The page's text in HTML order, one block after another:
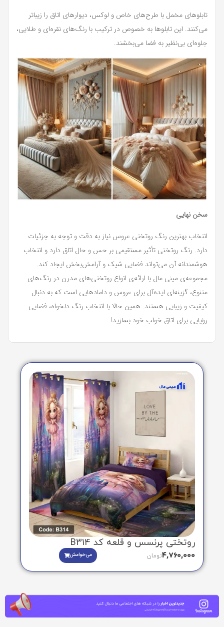
تابلوهای مخمل با طرح‌های خاص و لوکس، دیوارهای اتاق را زیباتر
می‌کنند. این تابلوها به خصوص در ترکیب با رنگ‌های نقره‌ای و طلایی،
جلوه‌ای بی‌نظیر به فضا می‌بخشند.
سخن نهایی
انتخاب بهترین رنگ روتختی عروس نیاز به دقت و توجه به جزئیات
دارد. رنگ روتختی تأثیر مستقیمی بر حس و حال اتاق دارد و انتخاب
هوشمندانه آن می‌تواند فضایی شیک و آرامش‌بخش ایجاد کند.
مجموعه‌ی مینی مال با ارائه‌ی انواع روتختی‌های مدرن در رنگ‌های
متنوع، گزینه‌ای ایده‌آل برای عروس و دامادهایی است که به دنبال
کیفیت و زیبایی هستند. همین حالا با انتخاب رنگ دلخواه، فضایی
رؤیایی برای اتاق خواب خود بسازید!
روتختی پرنسس و قلعه کد B314
4,760,000تومان می‌خوامش